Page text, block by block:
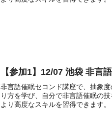
【参加1】12/07 池袋 非言
非言語催眠セコンド講座で、抽象
り方を学び、自分で非言語催眠の
より高度なスキルを習得できます。